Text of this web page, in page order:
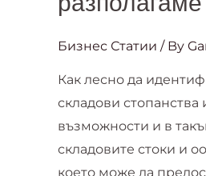
Бизнес Статии / By
Как лесно да
складови
възможности и в
складовите стоки и
което може да
определим
ключови
в
склада,
ако
не